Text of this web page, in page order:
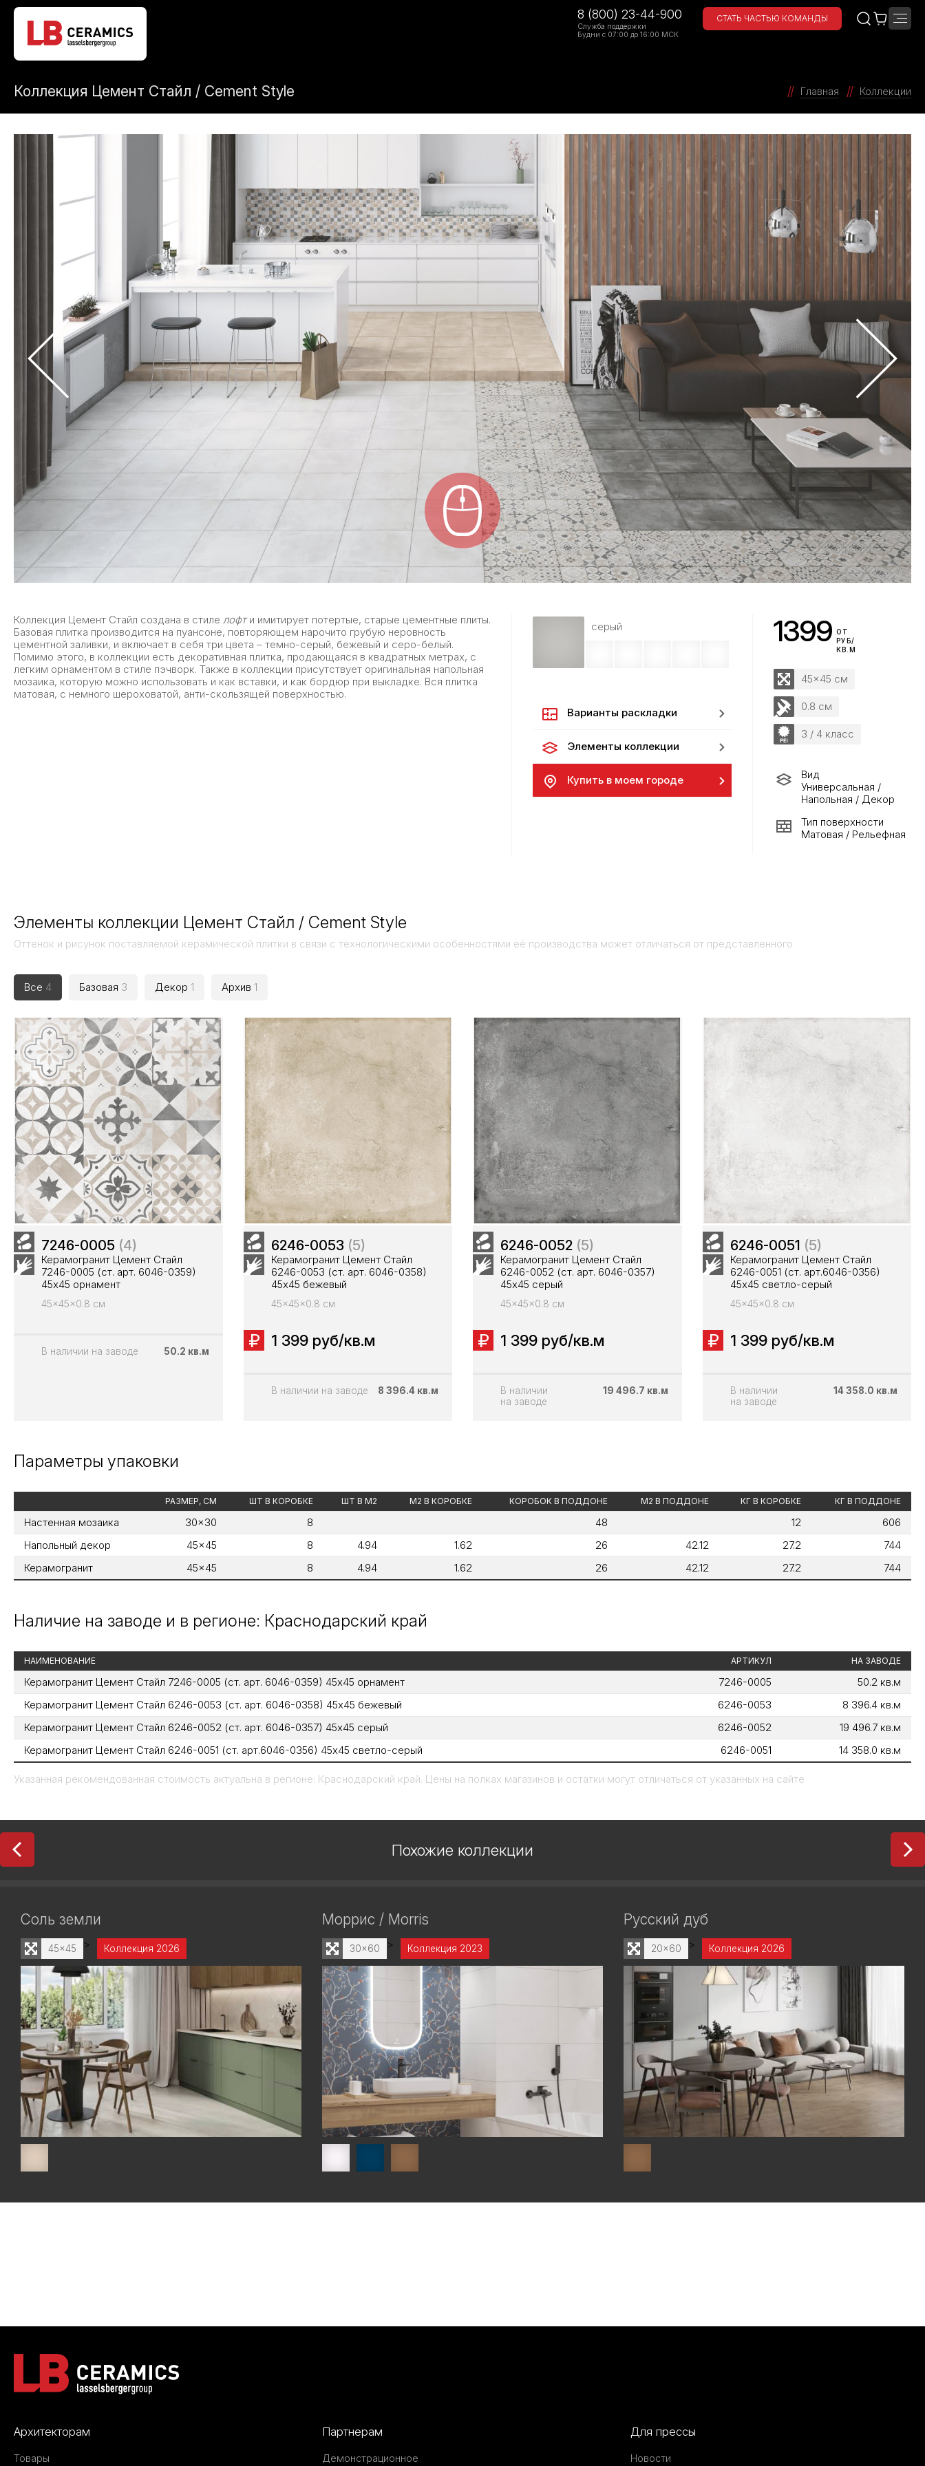
8 (800) 23-44-900
Служба поддержки
Будни с 07:00 до 16:00 МСК
СТАТЬ ЧАСТЬЮ КОМАНДЫ
Коллекция Цемент Стайл / Cement Style Главная Коллекции
Коллекция Цемент Стайл создана в стиле лофти имитирует потертые, старые цементные плиты.
Базовая плитка производится на пуансоне, повторяющем нарочито грубую неровность
цементной заливки, и включает в себя три цвета – темно-серый, бежевый и серо-белый.
Помимо этого, в коллекции есть декоративная плитка, продающаяся в квадратных метрах, с
легким орнаментом в стиле пэчворк. Также в коллекции присутствует оригинальная напольная
мозаика, которую можно использовать и как вставки, и как бордюр при выкладке. Вся плитка
матовая, с немного шероховатой, анти-скользящей поверхностью.
серый
Варианты раскладки
Элементы коллекции
Купить в моем городе
1399 ОТ
РУБ/
КВ.М
45x45 см
0.8 см
3 / 4 класс
Вид
Универсальная /
Напольная / Декор
Тип поверхности
Матовая / Рельефная
Элементы коллекции Цемент Стайл / Cement Style
Оттенок и рисунок поставляемой керамической плитки в связи с технологическими особенностями её производства может отличаться от представленного
Все 4 Базовая 3 Декор 1 Архив 1
7246-0005 (4)
Керамогранит Цемент Стайл
7246-0005 (ст. арт. 6046-0359)
45x45 орнамент
45x45x0.8 см
В наличии на заводе 50.2 кв.м
6246-0053 (5)
Керамогранит Цемент Стайл
6246-0053 (ст. арт. 6046-0358)
45x45 бежевый
45x45x0.8 см
1 399 руб/кв.м
В наличии на заводе 8 396.4 кв.м
6246-0052 (5)
Керамогранит Цемент Стайл
6246-0052 (ст. арт. 6046-0357)
45x45 серый
45x45x0.8 см
1 399 руб/кв.м
В наличии
на заводе
19 496.7 кв.м
6246-0051 (5)
Керамогранит Цемент Стайл
6246-0051 (ст. арт.6046-0356)
45x45 светло-серый
45x45x0.8 см
1 399 руб/кв.м
В наличии
на заводе
14 358.0 кв.м
Параметры упаковки
РАЗМЕР, СМ ШТ В КОРОБКЕ ШТ В М2 М2 В КОРОБКЕ КОРОБОК В ПОДДОНЕ М2 В ПОДДОНЕ КГ В КОРОБКЕ КГ В ПОДДОНЕ
Настенная мозаика 30x30 8 48 12
606
Напольный декор
45x45 8 4.94 1.62 26 42.12 27.2
744
Керамогранит
45x45 8 4.94 1.62 26 42.12 27.2 744
Наличие на заводе и в регионе: Краснодарский край
НАИМЕНОВАНИЕ АРТИКУЛ НА ЗАВОДЕ
Керамогранит Цемент Стайл 7246-0005 (ст. арт. 6046-0359) 45x45 орнамент 7246-0005
50.2 кв.м
Керамогранит Цемент Стайл 6246-0053 (ст. арт. 6046-0358) 45x45 бежевый
6246-0053
8 396.4 кв.м
Керамогранит Цемент Стайл 6246-0052 (ст. арт. 6046-0357) 45x45 серый
6246-0052
19 496.7 кв.м
Керамогранит Цемент Стайл 6246-0051 (ст. арт.6046-0356) 45x45 светло-серый
6246-0051 14 358.0 кв.м
Указанная рекомендованная стоимость актуальна в регионе: Краснодарский край. Цены на полках магазинов и остатки могут отличаться от указанных на сайте
Похожие коллекции
Соль земли
>
45x45 Коллекция 2026
Моррис / Morris
>
30x60 Коллекция 2023
Русский дуб
>
20x60 Коллекция 2026
Архитекторам
Товары
Партнерам
Демонстрационное
Для прессы
Новости